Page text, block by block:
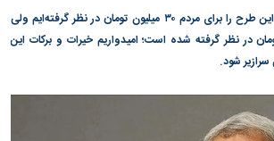
وزیر اقتصاد بیان کرد: رقم این طرح را برای مردم ۳۰ میلیون تومان در نظر گرفته‌ایم ولی
۱۰۰ میلیون تومان در نظر گرفته شده است؛ امیدواریم خیرات و برکات این
شود.